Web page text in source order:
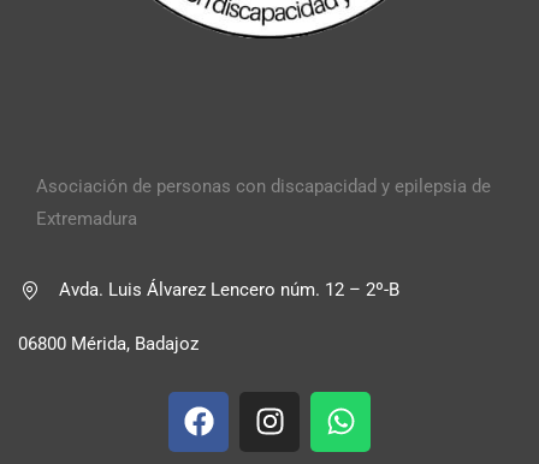
Asociación de personas con discapacidad y epilepsia de
Extremadura
Avda. Luis Álvarez Lencero núm. 12 – 2º-B
06800 Mérida, Badajoz